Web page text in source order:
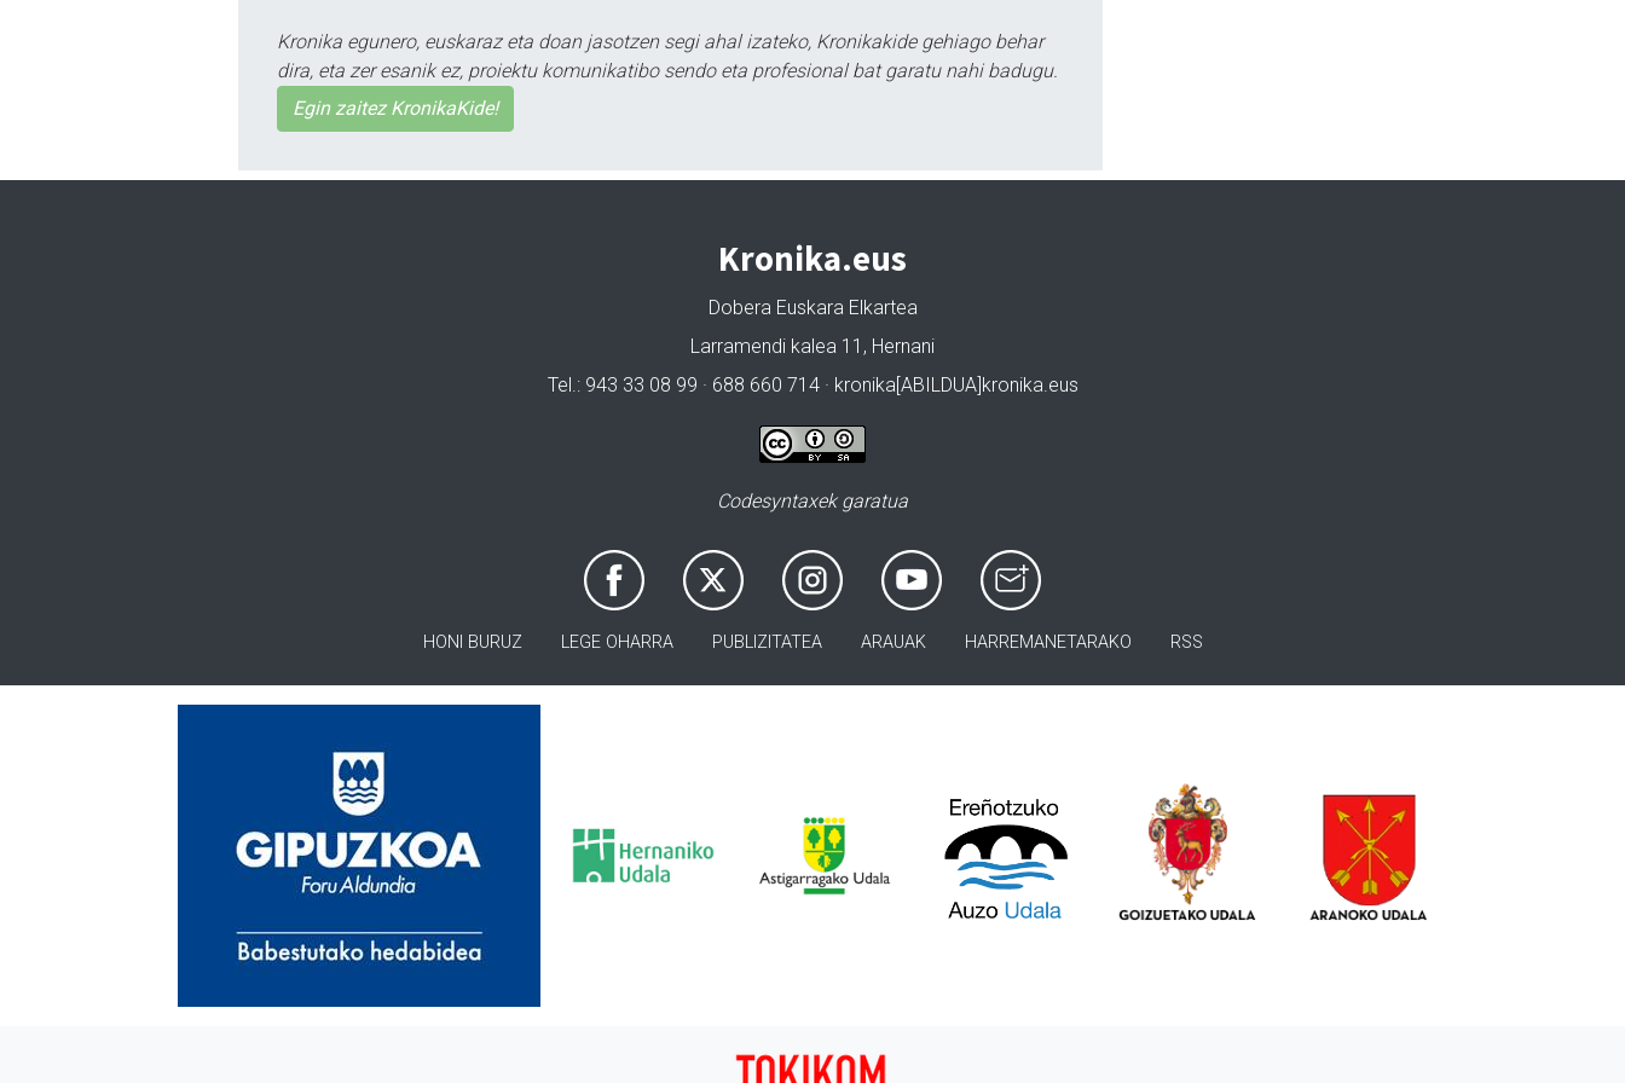
Kronika egunero, euskaraz eta doan jasotzen segi ahal izateko, Kronikakide gehiago behar
dira, eta zer esanik ez, proiektu komunikatibo sendo eta profesional bat garatu nahi badugu.
Egin zaitez KronikaKide!
Kronika.eus
Dobera Euskara Elkartea
Larramendi kalea 11, Hernani
Tel.: 943 33 08 99 · 688 660 714 · kronika[ABILDUA]kronika.eus
Codesyntaxek garatua
HONI BURUZ LEGE OHARRA PUBLIZITATEA ARAUAK HARREMANETARAKO RSS